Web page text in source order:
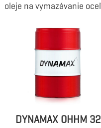
oleje na vymazávanie
DYNAMAX OHHM 32